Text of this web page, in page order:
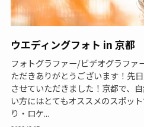
ウエディングフォト in 京都
フォトグラファー/ビデオグラフ
ただきありがとうございます！先
させていただきました！京都で、
い方にはとてもオススメのスポッ
り・ロケ...